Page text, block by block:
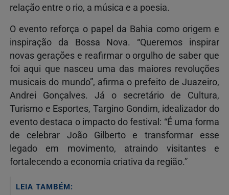
relação entre o rio, a música e a poesia.
O evento reforça o papel da Bahia como origem e
inspiração da Bossa Nova. “Queremos inspirar
novas gerações e reafirmar o orgulho de saber que
foi aqui que nasceu uma das maiores revoluções
musicais do mundo”, afirma o prefeito de Juazeiro,
Andrei Gonçalves. Já o secretário de Cultura,
Turismo e Esportes, Targino Gondim, idealizador do
evento destaca o impacto do festival: “É uma forma
de celebrar João Gilberto e transformar esse
legado em movimento, atraindo visitantes e
fortalecendo a economia criativa da região.”
LEIA TAMBÉM: